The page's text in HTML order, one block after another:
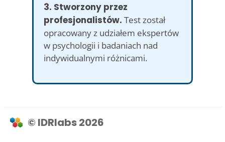
3. Stworzony przez
profesjonalistów. Test został
opracowany z udziałem ekspertów
w psychologii i badaniach nad
indywidualnymi różnicami.
© IDRlabs 2026